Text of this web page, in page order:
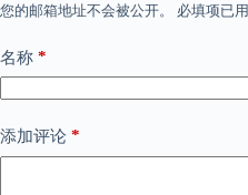
您的邮箱地址不会被公开。 必填项已用
名称 *
添加评论 *